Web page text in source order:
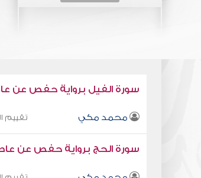
سورة الفيل برواية حفص عن
محمد مكي تقييم
سورة الحج برواية حفص عن